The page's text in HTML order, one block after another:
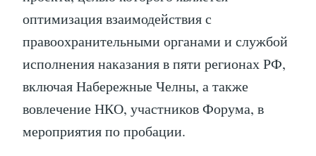
оптимизация взаимодействия с
правоохранительными органами и службой
исполнения наказания в пяти регионах РФ,
включая Набережные Челны, а также
вовлечение НКО, участников Форума, в
мероприятия по пробации.